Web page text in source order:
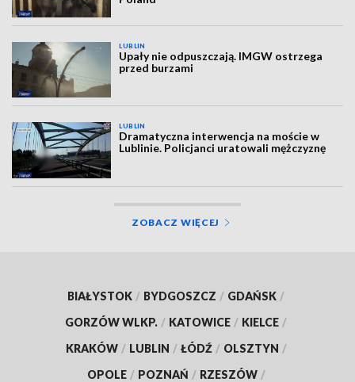
LUBLIN
Upały nie odpuszczają. IMGW ostrzega
przed burzami
LUBLIN
Dramatyczna interwencja na moście w
Lublinie. Policjanci uratowali mężczyznę
ZOBACZ WIĘCEJ
BIAŁYSTOK / BYDGOSZCZ / GDAŃSK /
GORZÓW WLKP. / KATOWICE / KIELCE /
KRAKÓW / LUBLIN / ŁÓDŹ / OLSZTYN /
OPOLE / POZNAŃ / RZESZÓW /